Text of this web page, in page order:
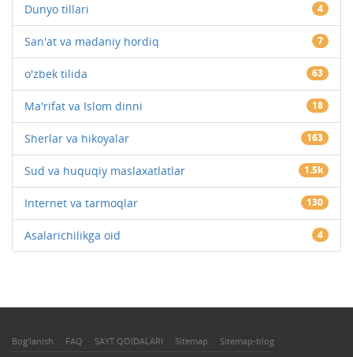
Dunyo tillari 4
San'at va madaniy hordiq 7
o'zbek tilida 63
Ma'rifat va Islom dinni 18
Sherlar va hikoyalar 163
Sud va huquqiy maslaxatlatlar 1.5k
Internet va tarmoqlar 130
Asalarichilikga oid 4
Bog'lanish FAQ SAYT QOIDALARI Sitemap Sitemap-blog